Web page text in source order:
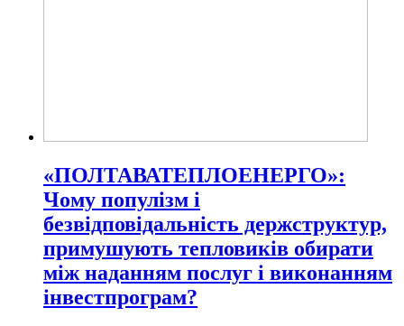
«ПОЛТАВАТЕПЛОЕНЕРГО»:
Чому популізм і
безвідповідальність держструктур,
примушують тепловиків обирати
між наданням послуг і виконанням
інвестпрограм?